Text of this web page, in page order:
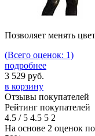
Позволяет менять
(Всего оценок: 1)
подробнее
3 529 руб.
в корзину
Отзывы покупателей
Рейтинг покупателей
4.5 /5 4.5 5 2
На основе 2 оценок